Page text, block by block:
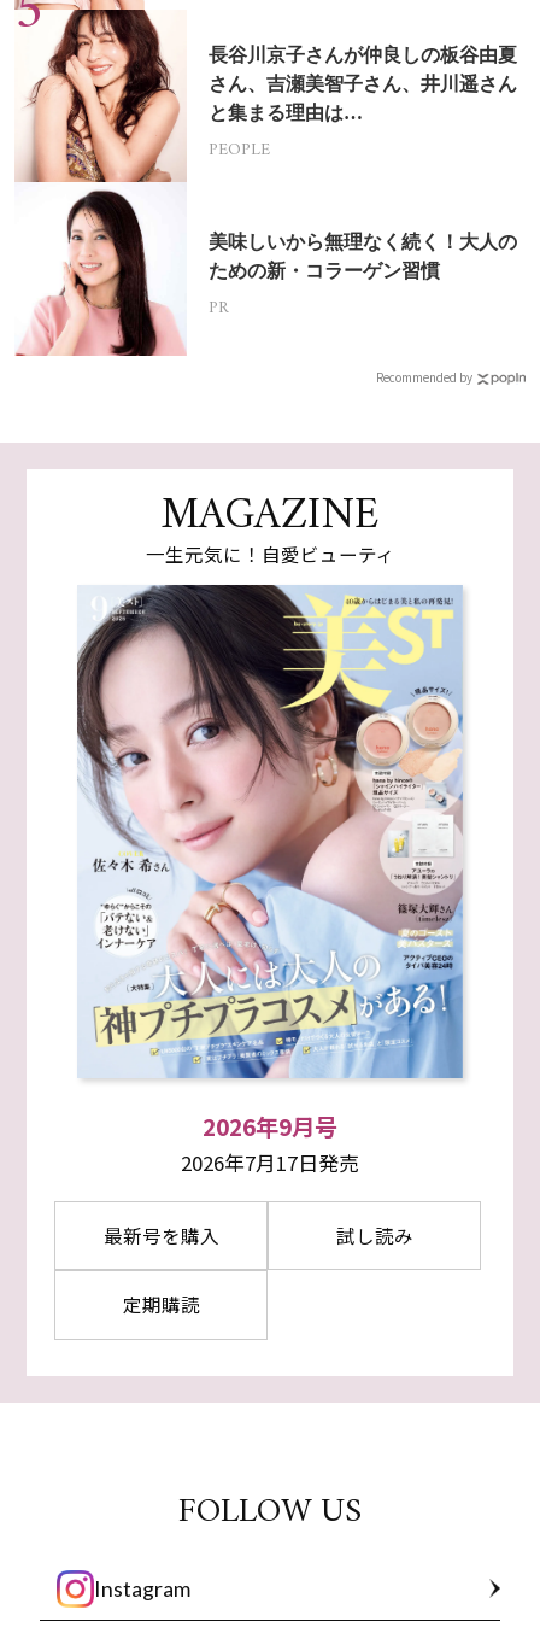
長谷川京子さんが仲良しの板谷由夏
さん、吉瀬美智子さん、井川遥さん
と集まる理由は…
PEOPLE
美味しいから無理なく続く！大人の
ための新・コラーゲン習慣
PR
Recommended by
MAGAZINE
一生元気に！自愛ビューティ
2026年9月号
2026年7月17日発売
最新号を購入 試し読み
定期購読
FOLLOW US
Instagram